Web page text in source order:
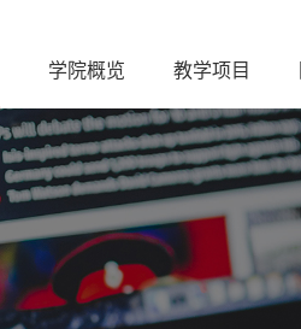
学院概览 教学项目